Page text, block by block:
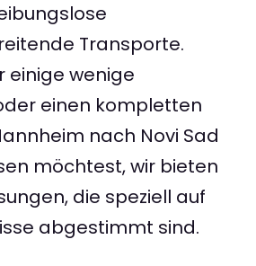
Transporte.
einige wenige
einen kompletten
nach Novi Sad
möchtest, wir bieten
die speziell auf
abgestimmt sind.